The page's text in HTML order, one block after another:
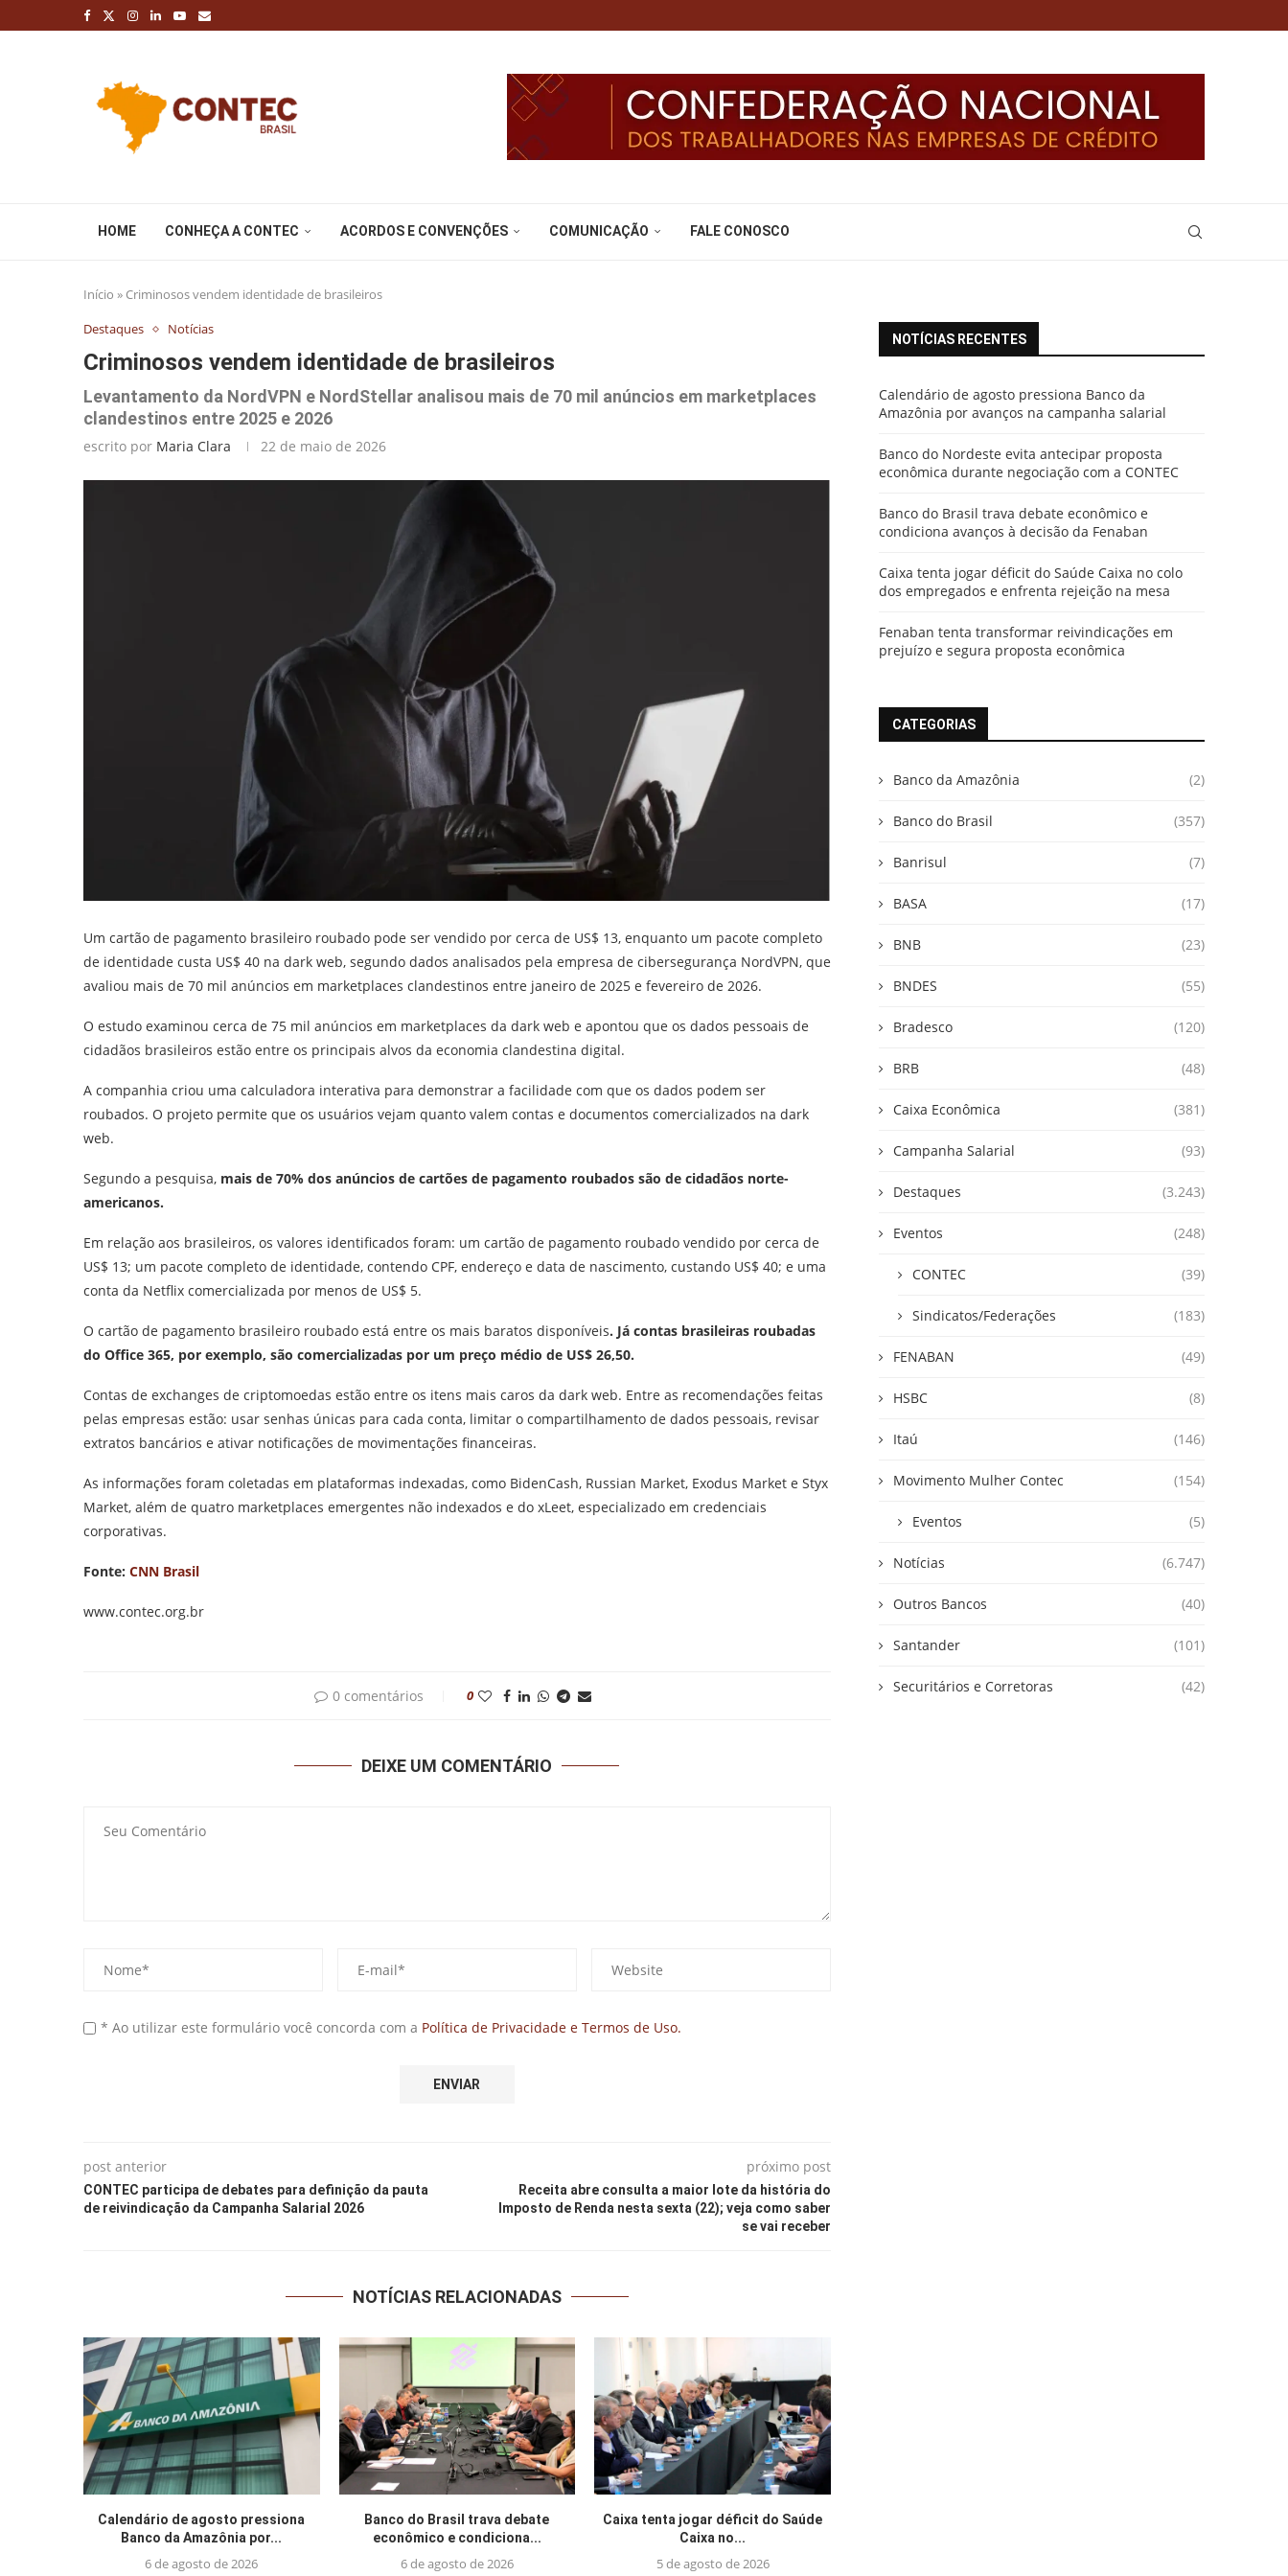
HOME CONHEÇA A CONTEC ACORDOS E CONVENÇÕES COMUNICAÇÃO FALE CONOSCO
Início » Criminosos vendem identidade de brasileiros
Destaques
Notícias
Criminosos vendem identidade de brasileiros
Levantamento da NordVPN e NordStellar analisou mais de 70 mil anúncios em marketplaces
clandestinos entre 2025 e 2026
escrito por Maria Clara 22 de maio de 2026
Um cartão de pagamento brasileiro roubado pode ser vendido por cerca de US$ 13, enquanto um pacote completo
de identidade custa US$ 40 na dark web, segundo dados analisados pela empresa de cibersegurança NordVPN, que
avaliou mais de 70 mil anúncios em marketplaces clandestinos entre janeiro de 2025 e fevereiro de 2026.
O estudo examinou cerca de 75 mil anúncios em marketplaces da dark web e apontou que os dados pessoais de
cidadãos brasileiros estão entre os principais alvos da economia clandestina digital.
A companhia criou uma calculadora interativa para demonstrar a facilidade com que os dados podem ser
roubados. O projeto permite que os usuários vejam quanto valem contas e documentos comercializados na dark
web.
Segundo a pesquisa, mais de 70% dos anúncios de cartões de pagamento roubados são de cidadãos norte-
americanos.
Em relação aos brasileiros, os valores identificados foram: um cartão de pagamento roubado vendido por cerca de
US$ 13; um pacote completo de identidade, contendo CPF, endereço e data de nascimento, custando US$ 40; e uma
conta da Netflix comercializada por menos de US$ 5.
O cartão de pagamento brasileiro roubado está entre os mais baratos disponíveis. Já contas brasileiras roubadas
do Office 365, por exemplo, são comercializadas por um preço médio de US$ 26,50.
Contas de exchanges de criptomoedas estão entre os itens mais caros da dark web. Entre as recomendações feitas
pelas empresas estão: usar senhas únicas para cada conta, limitar o compartilhamento de dados pessoais, revisar
extratos bancários e ativar notificações de movimentações financeiras.
As informações foram coletadas em plataformas indexadas, como BidenCash, Russian Market, Exodus Market e Styx
Market, além de quatro marketplaces emergentes não indexados e do xLeet, especializado em credenciais
corporativas.
Fonte: CNN Brasil
www.contec.org.br
0 comentários 0
DEIXE UM COMENTÁRIO
* Ao utilizar este formulário você concorda com a Política de Privacidade e Termos de Uso.
post anterior
CONTEC participa de debates para definição da pauta
de reivindicação da Campanha Salarial 2026
próximo post
Receita abre consulta a maior lote da história do
Imposto de Renda nesta sexta (22); veja como saber
se vai receber
NOTÍCIAS RELACIONADAS
Calendário de agosto pressiona
Banco da Amazônia por...
6 de agosto de 2026
Banco do Brasil trava debate
econômico e condiciona...
6 de agosto de 2026
Caixa tenta jogar déficit do Saúde
Caixa no...
5 de agosto de 2026
NOTÍCIAS RECENTES
Calendário de agosto pressiona Banco da
Amazônia por avanços na campanha salarial
Banco do Nordeste evita antecipar proposta
econômica durante negociação com a CONTEC
Banco do Brasil trava debate econômico e
condiciona avanços à decisão da Fenaban
Caixa tenta jogar déficit do Saúde Caixa no colo
dos empregados e enfrenta rejeição na mesa
Fenaban tenta transformar reivindicações em
prejuízo e segura proposta econômica
CATEGORIAS
Banco da Amazônia (2)
Banco do Brasil (357)
Banrisul (7)
BASA (17)
BNB (23)
BNDES (55)
Bradesco (120)
BRB (48)
Caixa Econômica (381)
Campanha Salarial (93)
Destaques (3.243)
Eventos (248)
CONTEC (39)
Sindicatos/Federações (183)
FENABAN (49)
HSBC (8)
Itaú (146)
Movimento Mulher Contec (154)
Eventos (5)
Notícias (6.747)
Outros Bancos (40)
Santander (101)
Securitários e Corretoras (42)